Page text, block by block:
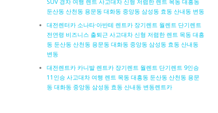
둔산동 산천동 용문동 대화동 중앙동 삼성동 효동 산내동 변동
대전렌터카 소나타·아반테 렌트카 장기렌트 월렌트 단기렌트
전연령 비즈니스 출퇴근 사고대차 신형 저렴한 렌트 목동 대흥
동 둔산동 산천동 용문동 대화동 중앙동 삼성동 효동 산내동
변동
대전렌트카 카니발 렌트카 장기렌트 월렌트 단기렌트 9인승
11인승 사고대차 여행 렌트 목동 대흥동 둔산동 산천동 용문
동 대화동 중앙동 삼성동 효동 산내동 변동렌트카